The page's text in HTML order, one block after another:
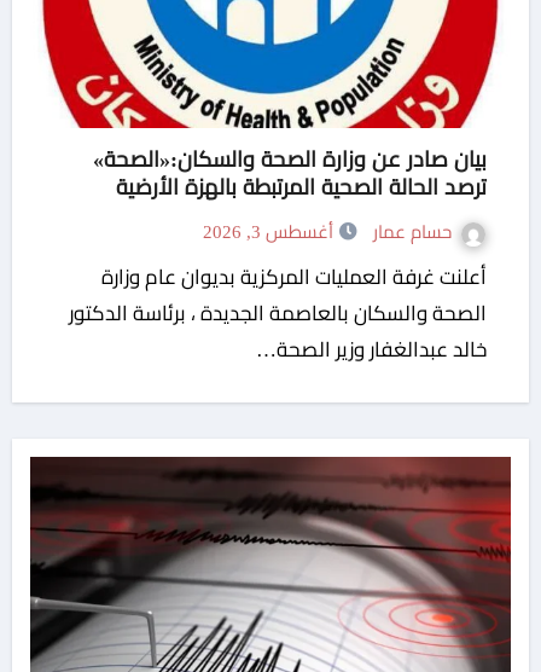
بيان صادر عن وزارة الصحة والسكان:«الصحة»
ترصد الحالة الصحية المرتبطة بالهزة الأرضية
حسام عمار أغسطس 3, 2026
أعلنت غرفة العمليات المركزية بديوان عام وزارة
الصحة والسكان بالعاصمة الجديدة ، برئاسة الدكتور
خالد عبدالغفار وزير الصحة…